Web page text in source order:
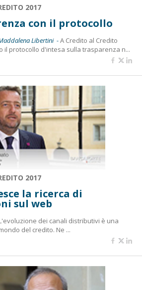
2017
con il protocollo
Libertini -A Credito al Credito
il protocollo d'intesa sulla trasparenza n...
2017
la ricerca di
sul web
dei canali distributivi è una
del credito. Ne ...